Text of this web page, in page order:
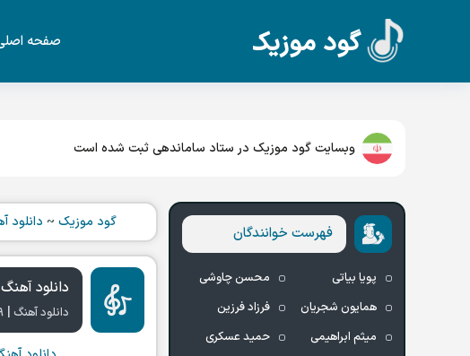
گود موزیک
غم موزیک
صفحه
وبسایت گود موزیک در ستاد ساماندهی ثبت شده است
گود موزیک ~ دانلود
دانلود
دانلود آهنگ | ۹
فهرست خوانندگان
پویا بیاتی
محسن چاوشی
همایون شجریان
فرزاد فرزین
میثم ابراهیمی
حمید عسکری